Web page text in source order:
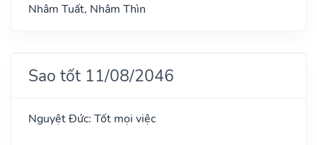
Nhâm Tuất, Nhâm Thìn
Sao tốt 11/08/2046
Nguyệt Đức: Tốt mọi việc